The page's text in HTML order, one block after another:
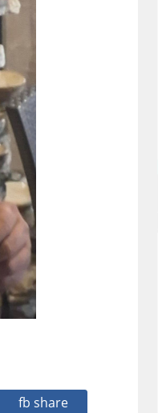
fb share